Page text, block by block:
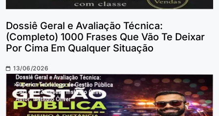
Dossiê Geral e Avaliação Técnica:
(Completo) 1000 Frases Que Vão Te Deixar
Por Cima Em Qualquer Situação
13/06/2026